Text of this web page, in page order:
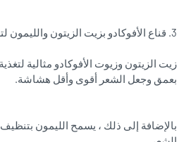
3. قناع الأفوكادو بزيت الزيتون والليمون لترطيب الشعر
زيت الزيتون وزيوت الأفوكادو مثالية
بعمق وجعل الشعر أقوى وأقل هشاشة.
بالإضافة إلى ذلك ، يسمح الليمون